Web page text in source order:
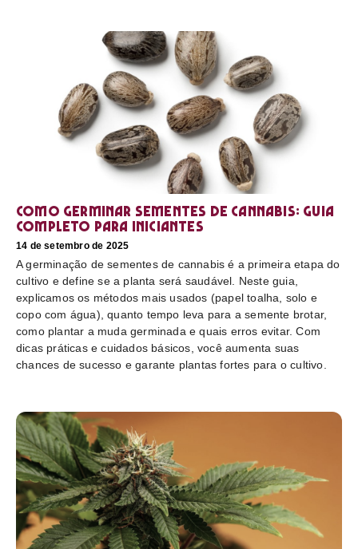
Como germinar sementes de cannabis: guia
completo para iniciantes
14 de setembro de 2025
A germinação de sementes de cannabis é a primeira etapa do
cultivo e define se a planta será saudável. Neste guia,
explicamos os métodos mais usados (papel toalha, solo e
copo com água), quanto tempo leva para a semente brotar,
como plantar a muda germinada e quais erros evitar. Com
dicas práticas e cuidados básicos, você aumenta suas
chances de sucesso e garante plantas fortes para o cultivo.